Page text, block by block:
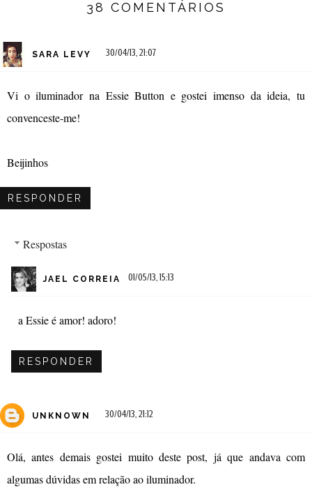
38 COMENTÁRIOS
SARA LEVY 30/04/13, 21:07
Vi o iluminador na Essie Button e gostei imenso da ideia, tu
convenceste-me!
Beijinhos
RESPONDER
Respostas
JAEL CORREIA 01/05/13, 15:13
a Essie é amor! adoro!
RESPONDER
UNKNOWN 30/04/13, 21:12
Olá, antes demais gostei muito deste post, já que andava com
algumas dúvidas em relação ao iluminador.